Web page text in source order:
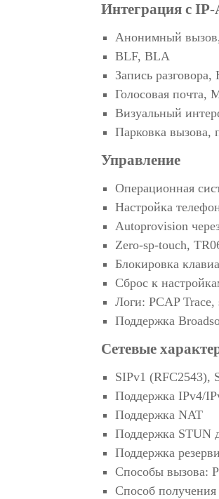
Интеграция с
Анонимный
BLF, BLA
Запись
Голосовая почта,
Визуальный
Парковка вызова,
Управление
Операционная
Настройка
Autoprovision
Zero-sp-touch,
Блокировка
Сброс к
Логи: PCAP Trace,
Поддержка
Сетевые
SIPv1 (RFC2543),
Поддержка IPv4/
Поддержка NAT
Поддержка STUN
Поддержка
Способы вызова:
Способ